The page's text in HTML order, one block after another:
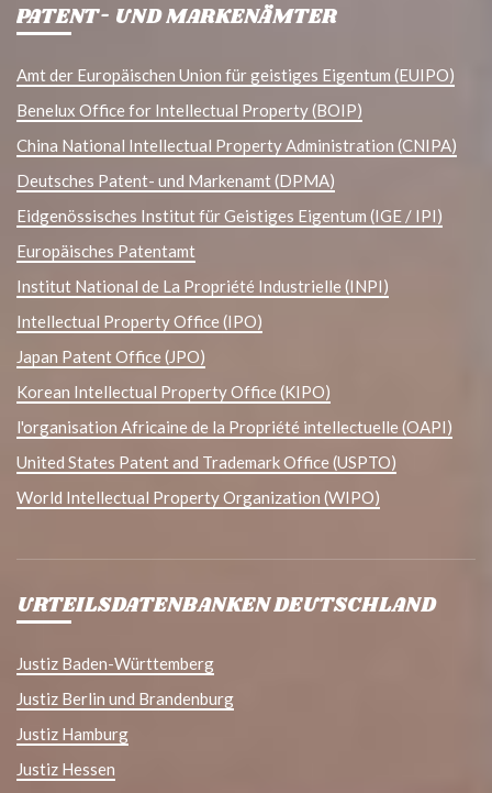
PATENT- UND MARKENÄMTER
Amt der Europäischen Union für geistiges Eigentum (EUIPO)
Benelux Office for Intellectual Property (BOIP)
China National Intellectual Property Administration (CNIPA)
Deutsches Patent- und Markenamt (DPMA)
Eidgenössisches Institut für Geistiges Eigentum (IGE / IPI)
Europäisches Patentamt
Institut National de La Propriété Industrielle (INPI)
Intellectual Property Office (IPO)
Japan Patent Office (JPO)
Korean Intellectual Property Office (KIPO)
l'organisation Africaine de la Propriété intellectuelle (OAPI)
United States Patent and Trademark Office (USPTO)
World Intellectual Property Organization (WIPO)
URTEILSDATENBANKEN DEUTSCHLAND
Justiz Baden-Württemberg
Justiz Berlin und Brandenburg
Justiz Hamburg
Justiz Hessen